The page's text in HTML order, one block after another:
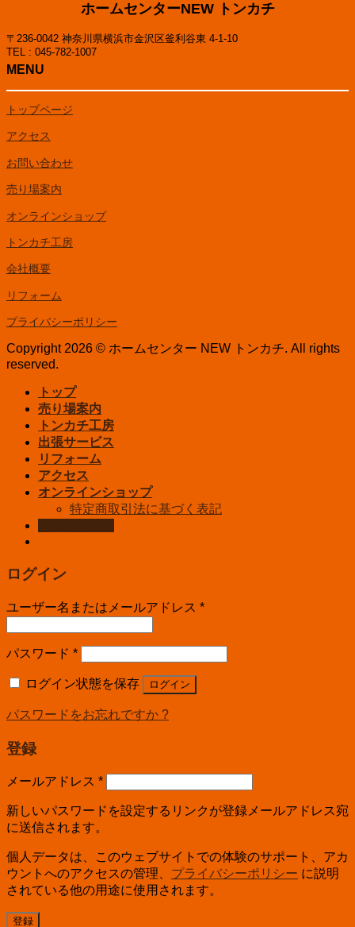
ホームセンターNEW トンカチ
〒236-0042 神奈川県横浜市金沢区釜利谷東 4-1-10
TEL : 045-782-1007
MENU
トップページ
アクセス
お問い合わせ
売り場案内
オンラインショップ
トンカチ工房
会社概要
リフォーム
プライバシーポリシー
Copyright 2026 © ホームセンター NEW トンカチ. All rights
reserved.
トップ
売り場案内
トンカチ工房
出張サービス
リフォーム
アクセス
オンラインショップ
特定商取引法に基づく表記
ログイン
ユーザー名またはメールアドレス *
パスワード *
ログイン状態を保存 ログイン
パスワードをお忘れですか ?
登録
メールアドレス *
新しいパスワードを設定するリンクが登録メールアドレス宛
に送信されます。
個人データは、このウェブサイトでの体験のサポート、アカ
ウントへのアクセスの管理、 プライバシーポリシー に説明
されている他の用途に使用されます。
登録